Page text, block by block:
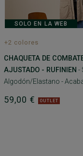
SOLO EN LA WEB
+2 colores
CHAQUETA DE
AJUSTADO - RUFINIEN -
Algodón/Elastano -
59,00 € OUTLET